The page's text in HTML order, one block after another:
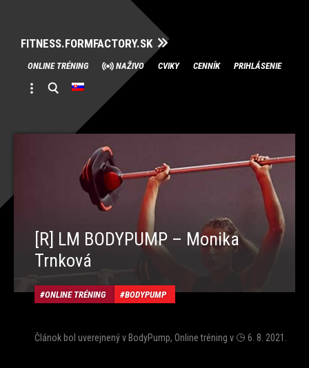
FITNESS.FORMFACTORY.SK
Skip
to
content
ONLINE TRÉNING NAŽIVO CVIKY CENNÍK PRIHLÁSENIE
[R] LM BODYPUMP – Monika
Trnková
ONLINE TRÉNING BODYPUMP
Článok bol uverejnený vBodyPump, Online tréning v 6. 8. 2021